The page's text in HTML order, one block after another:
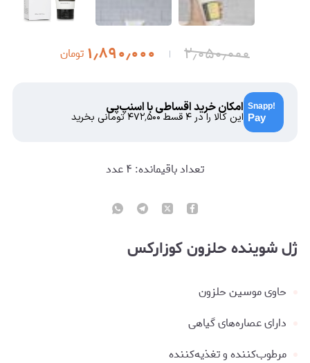
۲٫۰۵۰٫۰۰۰ ۱٫۸۹۰٫۰۰۰ تومان
امکان خرید اقساطی با اسنپ‌پی
این کالا را در ۴ قسط ۴۷۲٬۵۰۰تومانی بخرید
تعداد باقیمانده: ۴عدد
ژل شوینده حلزون کوزارکس
حاوی موسین حلزون
دارای عصاره‌های گیاهی
مرطوب‌کننده و تغذیه‌کننده